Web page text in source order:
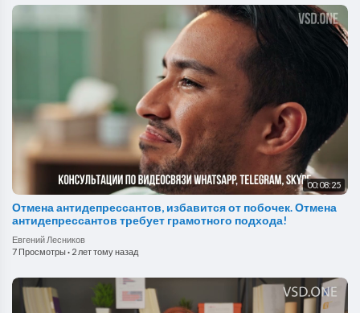
00:08:25
Отмена антидепрессантов, избавится от побочек. Отмена
антидепрессантов требует грамотного подхода!
Евгений Лесников
7 Просмотры· 2 лет тому назад